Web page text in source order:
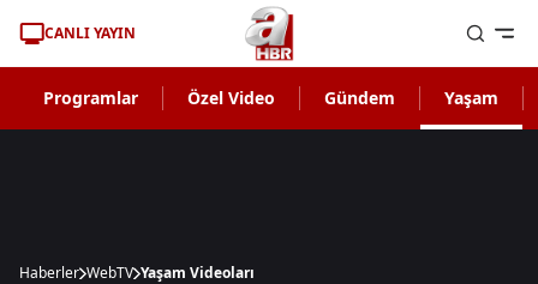
CANLI YAYIN
Programlar Özel Video Gündem Yaşam
Haberler WebTV Yaşam Videoları